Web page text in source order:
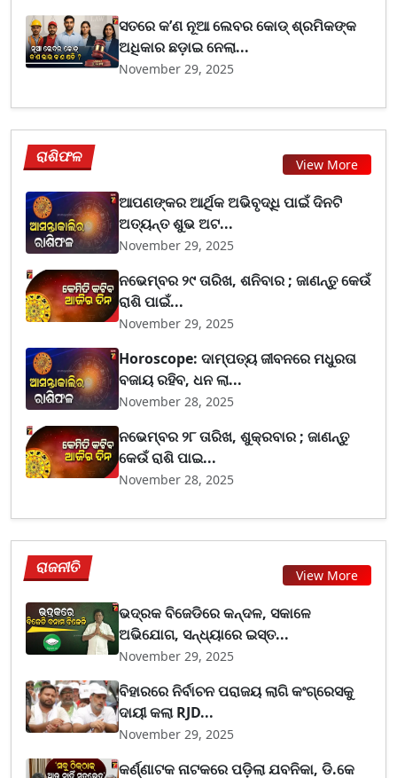
ସତରେ କ’ଣ ନୂଆ ଲେବର କୋଡ୍‌ ଶ୍ରମିକଙ୍କ
ଅଧିକାର ଛଡ଼ାଇ ନେଲା...
November 29, 2025
ରାଶିଫଳ View More
ଆପଣଙ୍କର ଆର୍ଥିକ ଅଭିବୃଦ୍ଧି ପାଇଁ ଦିନଟି
ଅତ୍ୟନ୍ତ ଶୁଭ ଅଟ...
November 29, 2025
ନଭେମ୍ବର ୨୯ ତାରିଖ, ଶନିବାର ; ଜାଣନ୍ତୁ କେଉଁ
ରାଶି ପାଇଁ...
November 29, 2025
Horoscope: ଦାମ୍ପତ୍ୟ ଜୀବନରେ ମଧୁରତା
ବଜାୟ ରହିବ, ଧନ ଲା...
November 28, 2025
ନଭେମ୍ବର ୨୮ ତାରିଖ, ଶୁକ୍ରବାର ; ଜାଣନ୍ତୁ
କେଉଁ ରାଶି ପାଇ...
November 28, 2025
ରାଜନୀତି View More
ଭଦ୍ରକ ବିଜେଡିରେ କନ୍ଦଳ, ସକାଳେ
ଅଭିଯୋଗ, ସନ୍ଧ୍ୟାରେ ଇସ୍ତ...
November 29, 2025
ବିହାରରେ ନିର୍ବାଚନ ପରାଜୟ ଲାଗି କଂଗ୍ରେସକୁ
ଦାୟୀ କଲା RJD...
November 29, 2025
କର୍ଣ୍ଣାଟକ ନାଟକରେ ପଡ଼ିଲା ଯବନିକା, ଡି.କେ